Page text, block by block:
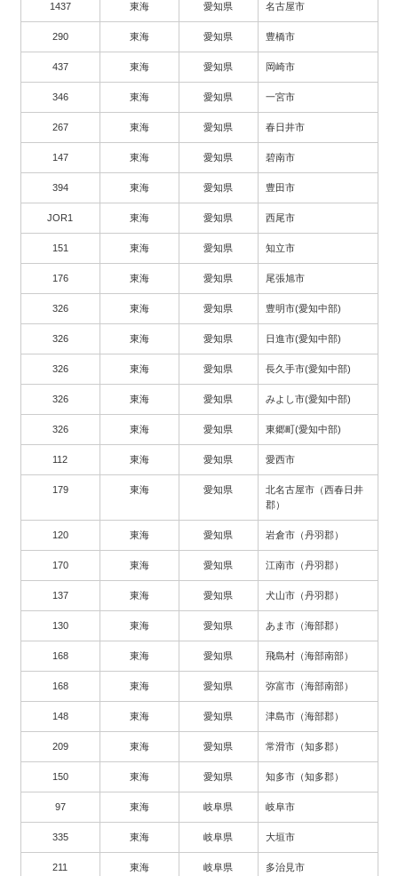
1437 東海 愛知県 名古屋市
290 東海 愛知県 豊橋市
437 東海 愛知県 岡崎市
346 東海 愛知県 一宮市
267 東海 愛知県 春日井市
147 東海 愛知県 碧南市
394 東海 愛知県 豊田市
JOR1 東海 愛知県 西尾市
151 東海 愛知県 知立市
176 東海 愛知県 尾張旭市
326 東海 愛知県 豊明市(愛知中部)
326 東海 愛知県 日進市(愛知中部)
326 東海 愛知県 長久手市(愛知中部)
326 東海 愛知県 みよし市(愛知中部)
326 東海 愛知県 東郷町(愛知中部)
112 東海 愛知県 愛西市
179 東海 愛知県
北名古屋市（西春日井
郡）
120 東海 愛知県 岩倉市（丹羽郡）
170 東海 愛知県 江南市（丹羽郡）
137 東海 愛知県 犬山市（丹羽郡）
130 東海 愛知県 あま市（海部郡）
168 東海 愛知県 飛島村（海部南部）
168 東海 愛知県 弥富市（海部南部）
148 東海 愛知県 津島市（海部郡）
209 東海 愛知県 常滑市（知多郡）
150 東海 愛知県 知多市（知多郡）
97 東海 岐阜県 岐阜市
335 東海 岐阜県 大垣市
211 東海 岐阜県 多治見市